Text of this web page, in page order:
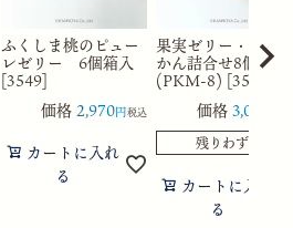
ふくしま桃のピュー
レゼリー 6個箱入
[3549]
価格2,970 税込
カートに入れ
る
果実ゼリー・水よ
かん詰合せ8個箱入
(PKM-8) [3560]
価格3,056
残りわずか
カートに入れ
る